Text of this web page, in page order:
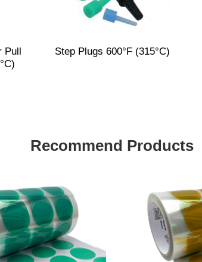
Step Plugs 600°F (315°C)
Recommend Products